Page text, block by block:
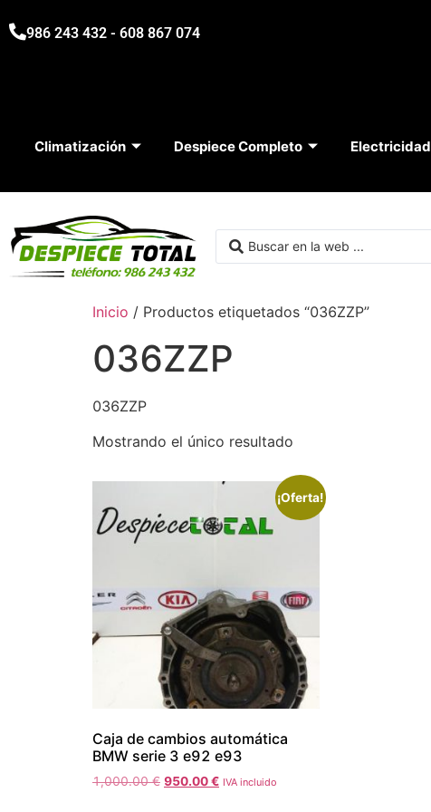
986 243 432 - 608 867 074
Climatización Despiece Completo Electricidad
Inicio / Productos etiquetados “036ZZP”
036ZZP
036ZZP
Mostrando el único resultado
¡Oferta!
Caja de cambios automática
BMW serie 3 e92 e93
1,000.00€ 950.00€ IVA incluido